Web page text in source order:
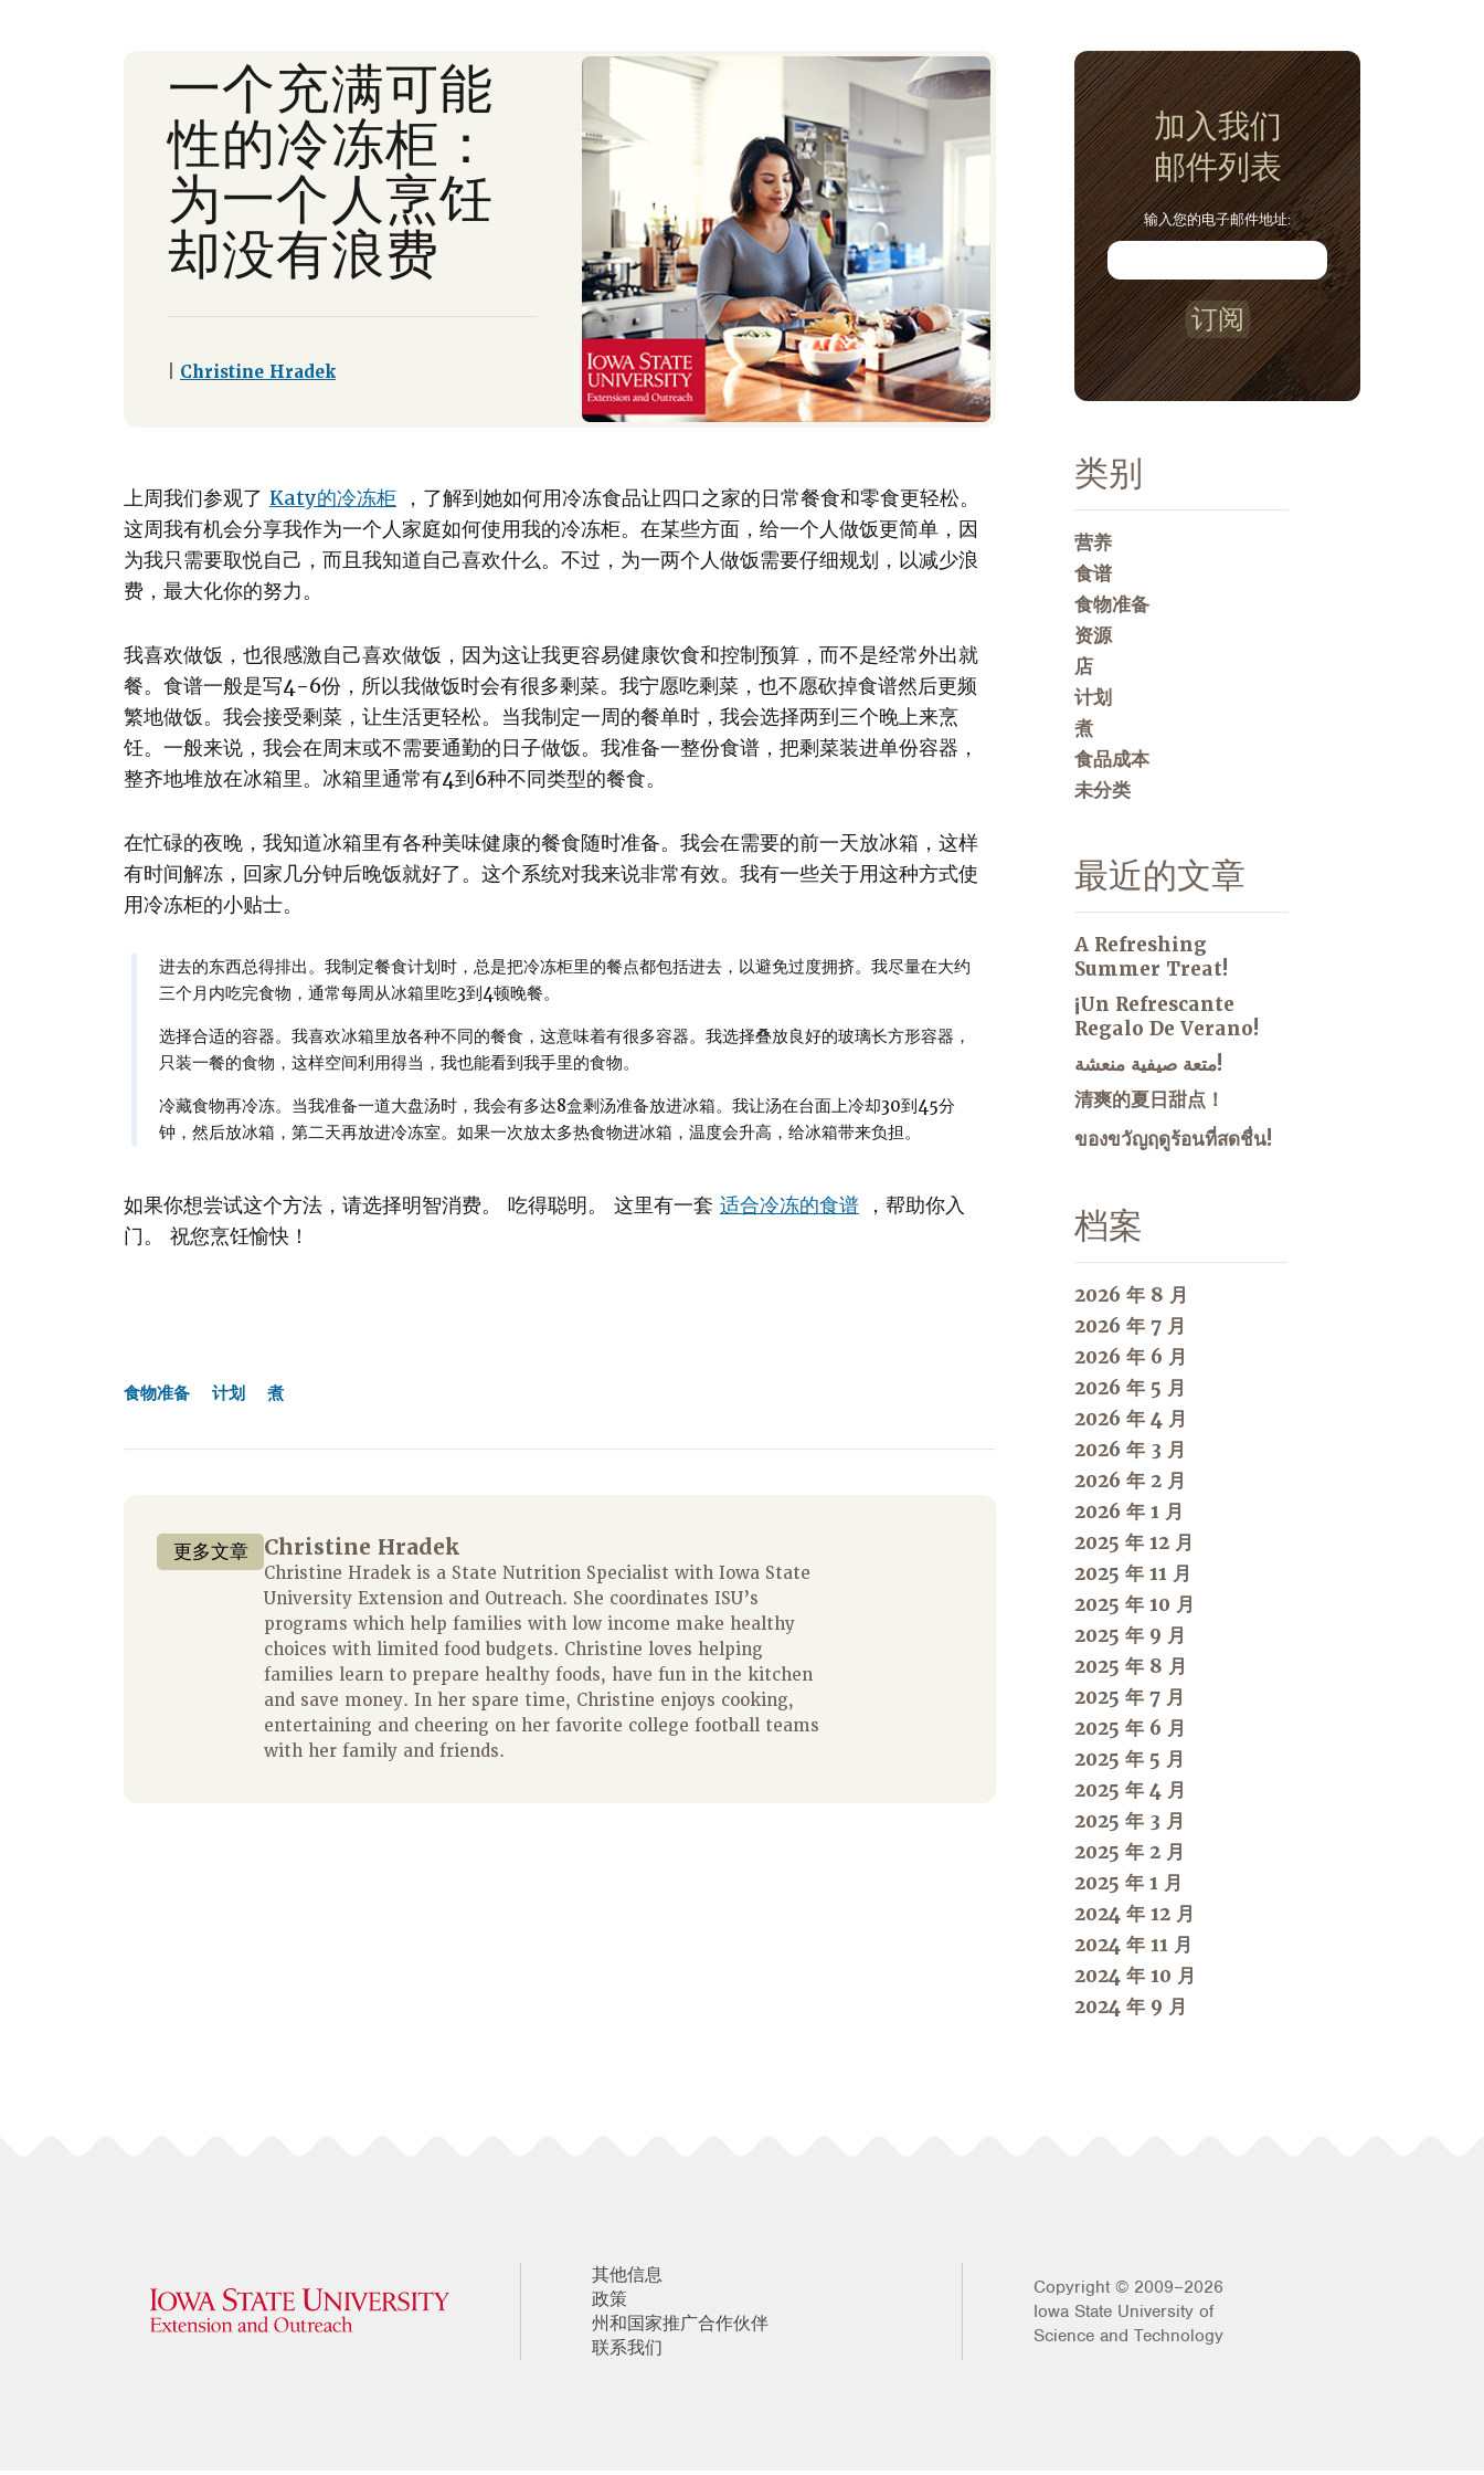
一个充满可能
性的冷冻柜：
为一个人烹饪
却没有浪费
Christine Hradek
上周我们参观了 Katy的冷冻柜 ，了解到她如何用冷冻食品让四口之家的日常餐食和零食更轻松。
这周我有机会分享我作为一个人家庭如何使用我的冷冻柜。在某些方面，给一个人做饭更简单，因
为我只需要取悦自己，而且我知道自己喜欢什么。不过，为一两个人做饭需要仔细规划，以减少浪
费，最大化你的努力。
我喜欢做饭，也很感激自己喜欢做饭，因为这让我更容易健康饮食和控制预算，而不是经常外出就
餐。食谱一般是写4-6份，所以我做饭时会有很多剩菜。我宁愿吃剩菜，也不愿砍掉食谱然后更频
繁地做饭。我会接受剩菜，让生活更轻松。当我制定一周的餐单时，我会选择两到三个晚上来烹
饪。一般来说，我会在周末或不需要通勤的日子做饭。我准备一整份食谱，把剩菜装进单份容器，
整齐地堆放在冰箱里。冰箱里通常有4到6种不同类型的餐食。
在忙碌的夜晚，我知道冰箱里有各种美味健康的餐食随时准备。我会在需要的前一天放冰箱，这样
有时间解冻，回家几分钟后晚饭就好了。这个系统对我来说非常有效。我有一些关于用这种方式使
用冷冻柜的小贴士。
进去的东西总得排出。我制定餐食计划时，总是把冷冻柜里的餐点都包括进去，以避免过度拥挤。我尽量在大约
三个月内吃完食物，通常每周从冰箱里吃3到4顿晚餐。
选择合适的容器。我喜欢冰箱里放各种不同的餐食，这意味着有很多容器。我选择叠放良好的玻璃长方形容器，
只装一餐的食物，这样空间利用得当，我也能看到我手里的食物。
冷藏食物再冷冻。当我准备一道大盘汤时，我会有多达8盒剩汤准备放进冰箱。我让汤在台面上冷却30到45分
钟，然后放冰箱，第二天再放进冷冻室。如果一次放太多热食物进冰箱，温度会升高，给冰箱带来负担。
如果你想尝试这个方法，请选择明智消费。 吃得聪明。 这里有一套 适合冷冻的食谱 ，帮助你入
门。 祝您烹饪愉快！
食物准备 计划 煮
更多文章 Christine Hradek
Christine Hradek is a State Nutrition Specialist with Iowa State
University Extension and Outreach. She coordinates ISU’s
programs which help families with low income make healthy
choices with limited food budgets. Christine loves helping
families learn to prepare healthy foods, have fun in the kitchen
and save money. In her spare time, Christine enjoys cooking,
entertaining and cheering on her favorite college football teams
with her family and friends.
加入我们
邮件列表
输入您的电子邮件地址:
订阅
类别
营养
食谱
食物准备
资源
店
计划
煮
食品成本
未分类
最近的文章
A Refreshing
Summer Treat!
¡Un Refrescante
Regalo De Verano!
متعة صيفية منعشة!
清爽的夏日甜点！
ของขวัญฤดูร้อนที่สดชื่น!
档案
2026 年 8 月
2026 年 7 月
2026 年 6 月
2026 年 5 月
2026 年 4 月
2026 年 3 月
2026 年 2 月
2026 年 1 月
2025 年 12 月
2025 年 11 月
2025 年 10 月
2025 年 9 月
2025 年 8 月
2025 年 7 月
2025 年 6 月
2025 年 5 月
2025 年 4 月
2025 年 3 月
2025 年 2 月
2025 年 1 月
2024 年 12 月
2024 年 11 月
2024 年 10 月
2024 年 9 月
其他信息
政策
州和国家推广合作伙伴
联系我们
Copyright © 2009–2026
Iowa State University of
Science and Technology